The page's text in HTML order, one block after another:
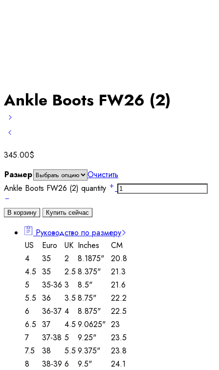
Ankle Boots FW26 (2)
345.00$
Размер
Очистить
Ankle Boots FW26 (2) quantity
В корзину Купить сейчас
Руководство по размеру
US
Euro UK Inches
CM
4
35 2 8.1875"
20.8
4.5 35 2.5 8.375"
21.3
5
35-36 3 8.5"
21.6
5.5 36 3.5 8.75"
22.2
6
36-37 4 8.875"
22.5
6.5 37 4.5 9.0625" 23
7
37-38 5 9.25"
23.5
7.5
38 5.5 9.375"
23.8
8
38-39 6 9.5"
24.1